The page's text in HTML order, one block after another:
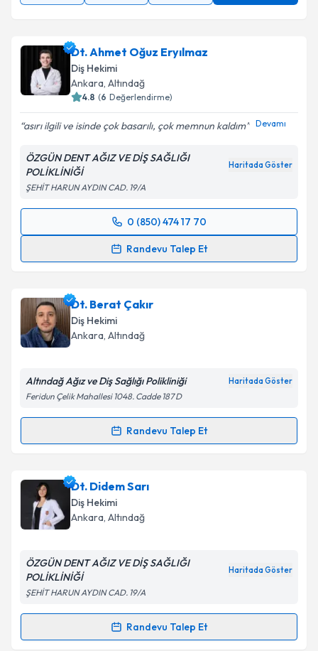
Dt. Ahmet Oğuz Eryılmaz
Diş Hekimi
Ankara, Altındağ
4.8 (6 Değerlendirme)
asırı ilgili ve isinde çok basarılı, çok memnun kaldım Devamı
ÖZGÜN DENT AĞIZ VE DİŞ SAĞLIĞI
POLİKLİNİĞİ
Haritada Göster
ŞEHİT HARUN AYDIN CAD. 19/A
0 (850) 474 17 70
Randevu Talep Et
Randevu Takvimi Talebi
takvim hazırlandığında e-posta ile bilgilendireceğiz.
E-posta Adresiniz
Kişisel verilerimin işlenmesine ilişkin
Metni'ni okudum ve kişisel verilerimin belirtilen
kapsamda işlenmesini kabul ediyorum.
Dt. Berat Çakır
Diş Hekimi
Ankara, Altındağ
Altındağ Ağız ve Diş Sağlığı Polikliniği Haritada Göster
Feridun Çelik Mahallesi 1048. Cadde 187 D
Randevu Talep Et
Randevu Takvimi Talebi
Dt. Berat Çakıriçin randevu takvimi talebi oluşturun.
Size bu uzmandan randevu almanız için bir takvim
hazırlandığında e-posta ile bilgilendireceğiz.
Kişisel verilerimin işlenmesine ilişkinAydınlatma
'ni okudum ve kişisel verilerimin belirtilen
kapsamda işlenmesini kabul ediyorum.
Dt. Didem Sarı
Diş Hekimi
Ankara, Altındağ
ÖZGÜN DENT AĞIZ VE DİŞ SAĞLIĞI
POLİKLİNİĞİ
Haritada Göster
ŞEHİT HARUN AYDIN CAD. 19/A
Randevu Talep Et
Randevu Takvimi Talebi